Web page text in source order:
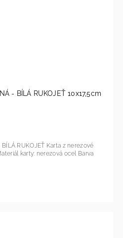
- BÍLÁ RUKOJEŤ 10x17,5cm
Karta z nerezové